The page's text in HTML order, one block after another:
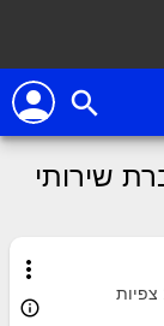
search
person
שירותי
more_vert
צפיות
info_outline